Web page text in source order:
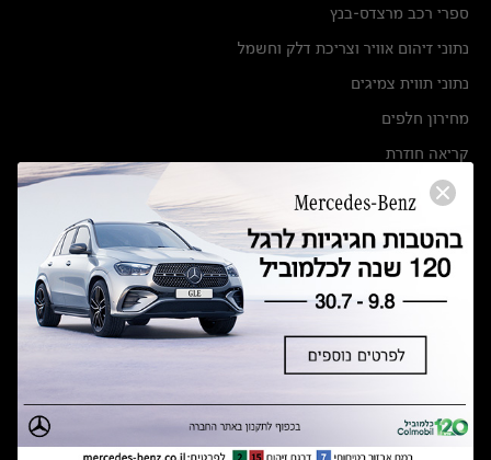
ספרי רכב מרצדס-בנץ
נתוני זיהום אוויר וצריכת דלק וחשמל
נתוני תווית צמיגים
מחירון חלפים
קריאה חוזרת
הודעה על הטבות לרכבי מרצדס בהסדר פשרה בתצ 56447-02-19
תקנון ימי מכירות 120 לכלמוביל
מצאו אותנו
אולמות תצוגה
מרכזי שירות